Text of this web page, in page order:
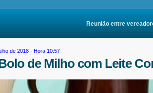
Reunião entre vereadores
de 2018 - Hora:10:57
de Milho com Leite